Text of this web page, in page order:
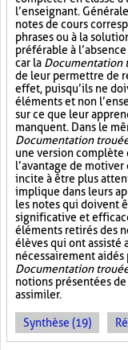
l’enseignant.
notes de cours
phrases ou à la
préférable à
car la Documentation
de leur permettre de
effet, puisqu’ils ne
éléments et non
sur ce que leur
manquent. Dans le
Documentation
une version complète
l’avantage de
incite à être plus
implique dans leurs
les notes qui doivent
significative et
éléments retirés des
élèves qui ont assisté
nécessairement aidés
Documentation
notions présentées
assimiler.
Synthèse (19)